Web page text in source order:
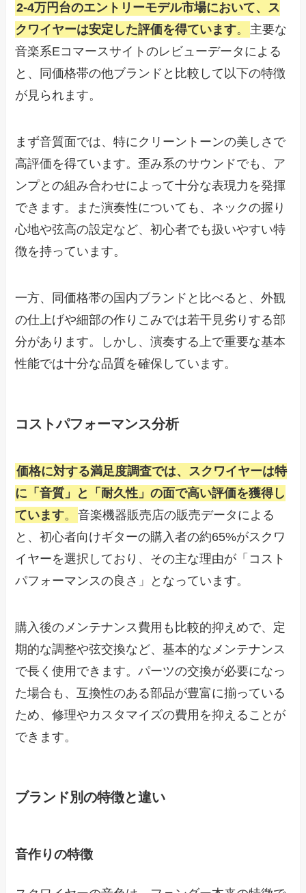
2-4万円台のエントリーモデル市場において、ス
クワイヤーは安定した評価を得ています。
主要な
音楽系Eコマースサイトのレビューデータによる
と、同価格帯の他ブランドと比較して以下の特徴
が見られます。
まず音質面では、特にクリーントーンの美しさで
高評価を得ています。歪み系のサウンドでも、ア
ンプとの組み合わせによって十分な表現力を発揮
できます。また演奏性についても、ネックの握り
心地や弦高の設定など、初心者でも扱いやすい特
徴を持っています。
一方、同価格帯の国内ブランドと比べると、外観
の仕上げや細部の作りこみでは若干見劣りする部
分があります。しかし、演奏する上で重要な基本
性能では十分な品質を確保しています。
コストパフォーマンス分析
価格に対する満足度調査では、スクワイヤーは特
に「音質」と「耐久性」の面で高い評価を獲得し
ています。 音楽機器販売店の販売データによる
と、初心者向けギターの購入者の約65%がスクワ
イヤーを選択しており、その主な理由が「コスト
パフォーマンスの良さ」となっています。
購入後のメンテナンス費用も比較的抑えめで、定
期的な調整や弦交換など、基本的なメンテナンス
で長く使用できます。パーツの交換が必要になっ
た場合も、互換性のある部品が豊富に揃っている
ため、修理やカスタマイズの費用を抑えることが
できます。
ブランド別の特徴と違い
音作りの特徴